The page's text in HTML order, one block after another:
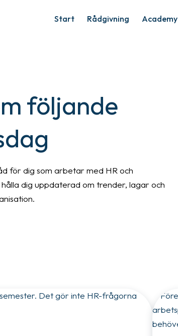
Start Rådgivning Academy
följande
för dig som arbetar med HR och
dig uppdaterad om trender, lagar och